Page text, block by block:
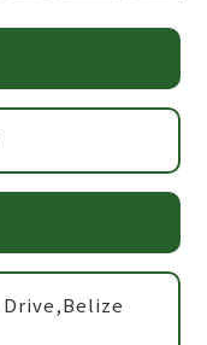
Drive,Belize